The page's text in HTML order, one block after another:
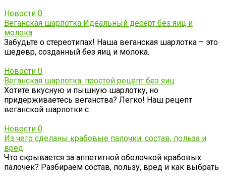
Новости 0
Веганская шарлотка Идеальный десерт без яиц и
молока
Забудьте о стереотипах! Наша веганская шарлотка – это
шедевр, созданный без яиц и молока.
Новости 0
Веганская шарлотка: простой рецепт без яиц
Хотите вкусную и пышную шарлотку, но
придерживаетесь веганства? Легко! Наш рецепт
веганской шарлотки с
Новости 0
Из чего сделаны крабовые палочки: состав, польза и
вред
Что скрывается за аппетитной оболочкой крабовых
палочек? Разбираем состав, пользу, вред и как выбрать